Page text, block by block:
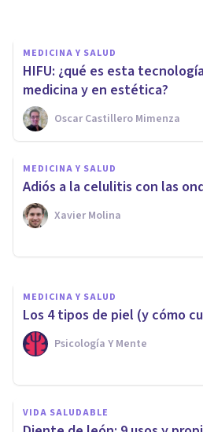
MEDICINA Y SALUD
HIFU: ¿qué es esta
medicina y en estética?
Oscar Castillero Mimenza
MEDICINA Y SALUD
Adiós a la celulitis con las
Xavier Molina
Las 7 mejores
dientes (estudio
MEDICINA Y SALUD
Los 4 tipos de piel (y cómo
Psicología Y Mente
VIDA SALUDABLE